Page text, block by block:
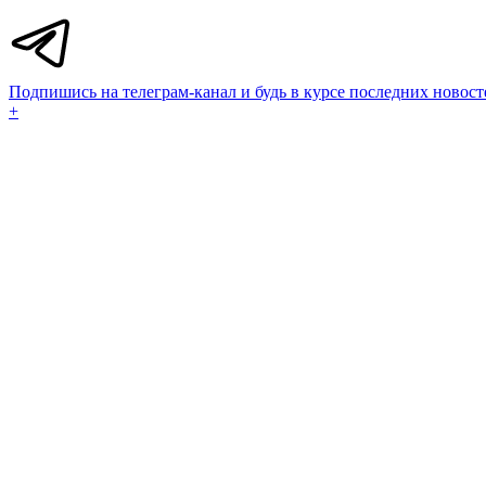
Подпишись на телеграм-канал и будь в курсе последних
+